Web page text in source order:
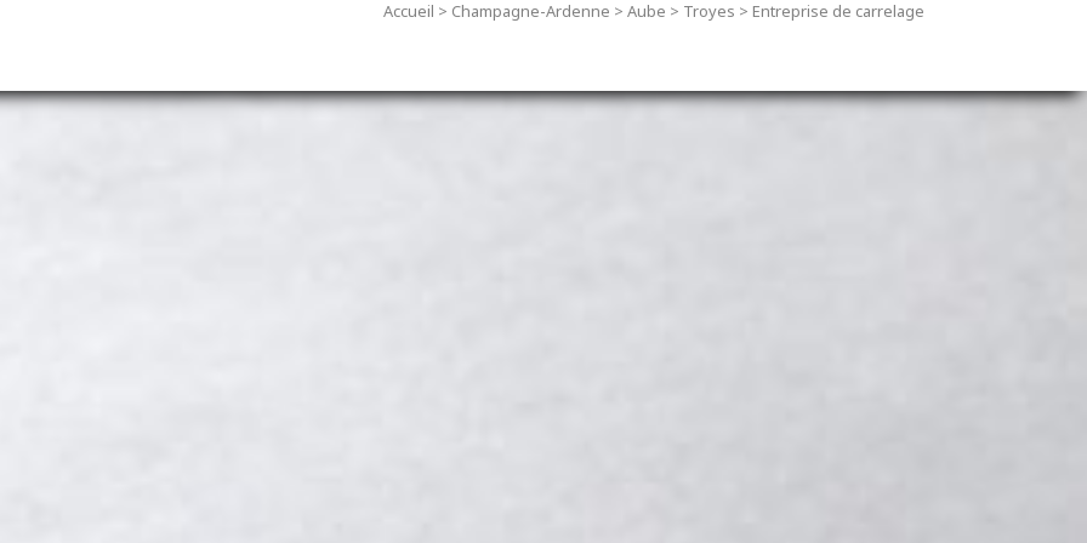
Accueil > Champagne-Ardenne > Aube > Troyes > Entreprise de carrelage